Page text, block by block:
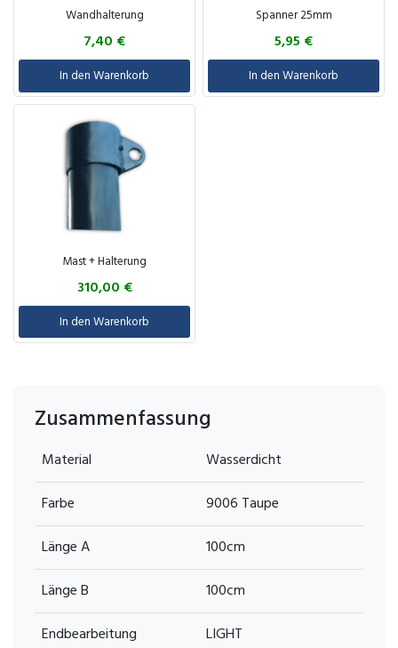
Wandhalterung
7,40 €
In den Warenkorb
Spanner 25mm
5,95 €
In den Warenkorb
Mast + Halterung
310,00 €
In den Warenkorb
Zusammenfassung
Material
Wasserdicht
Farbe
9006 Taupe
Länge A
100cm
Länge B
100cm
Endbearbeitung
LIGHT